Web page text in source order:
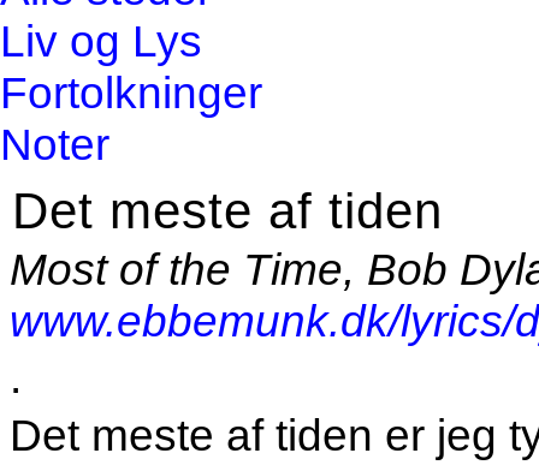
Liv og Lys
Fortolkninger
Noter
Det meste af tiden
Most of the Time, Bob
www.ebbemunk.dk/lyrics/
.
Det meste af tiden er jeg